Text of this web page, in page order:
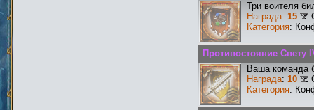
Три воителя
Награда: 15
Категория:
Противостояние Свету
Ваша команда
Награда: 10
Категория: